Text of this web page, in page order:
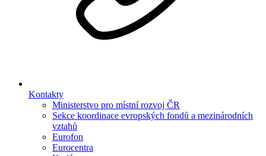
Kontakty
Ministerstvo pro místní rozvoj ČR
Sekce koordinace evropských fondů a mezinárodních
vztahů
Eurofon
Eurocentra